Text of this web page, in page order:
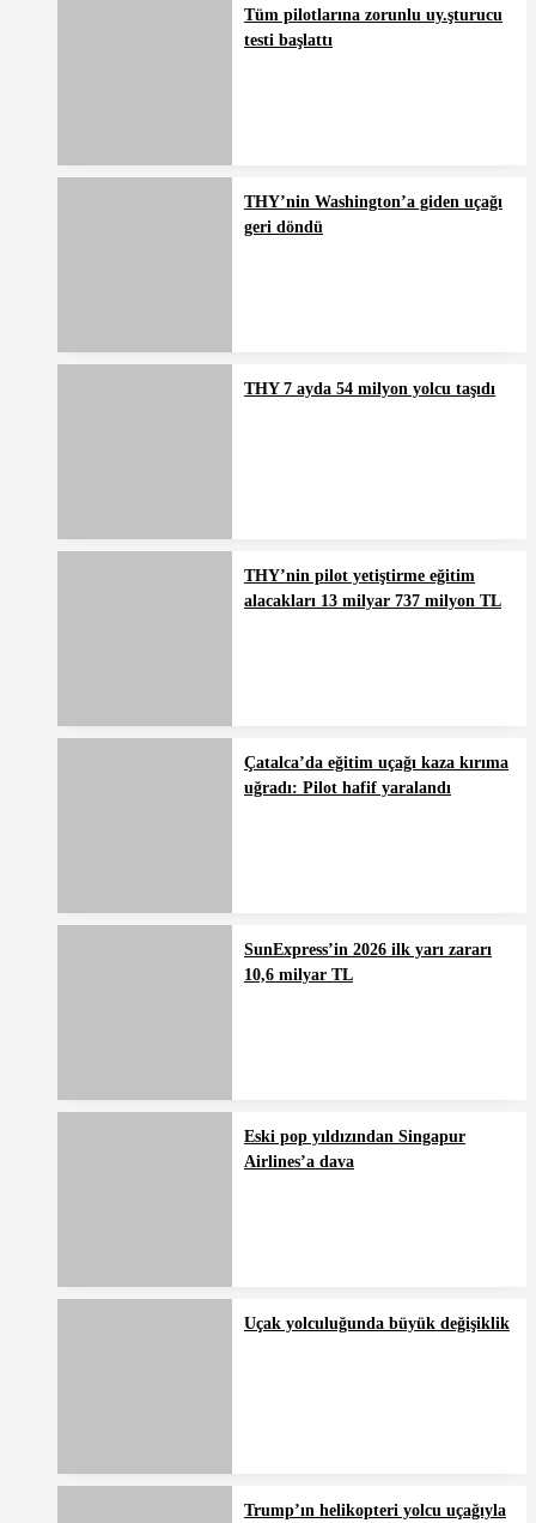
Tüm pilotlarına zorunlu uy.şturucu
testi başlattı
THY’nin Washington’a giden uçağı
geri döndü
THY 7 ayda 54 milyon yolcu taşıdı
THY’nin pilot yetiştirme eğitim
alacakları 13 milyar 737 milyon TL
Çatalca’da eğitim uçağı kaza kırıma
uğradı: Pilot hafif yaralandı
SunExpress’in 2026 ilk yarı zararı
10,6 milyar TL
Eski pop yıldızından Singapur
Airlines’a dava
Uçak yolculuğunda büyük değişiklik
Trump’ın helikopteri yolcu uçağıyla